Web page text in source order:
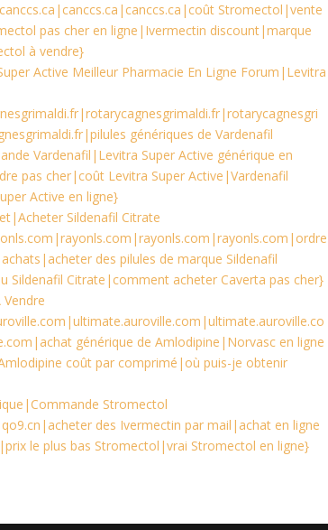
Stromectol|vente
pas cher en ligne|Ivermectin discount|marque
à vendre}
Active Meilleur Pharmacie En Ligne Forum|Levitra
génériques de Vardenafil
Vardenafil|Levitra Super Active générique en
pas cher|coût Levitra Super Active|Vardenafil
Active en ligne}
Sildenafil Citrate
des pilules de marque Sildenafil
Sildenafil Citrate|comment acheter Caverta pas cher}
générique de Amlodipine|Norvasc en ligne
coût par comprimé|où puis-je obtenir
Stromectol
des Ivermectin par mail|achat en ligne
le plus bas Stromectol|vrai Stromectol en ligne}